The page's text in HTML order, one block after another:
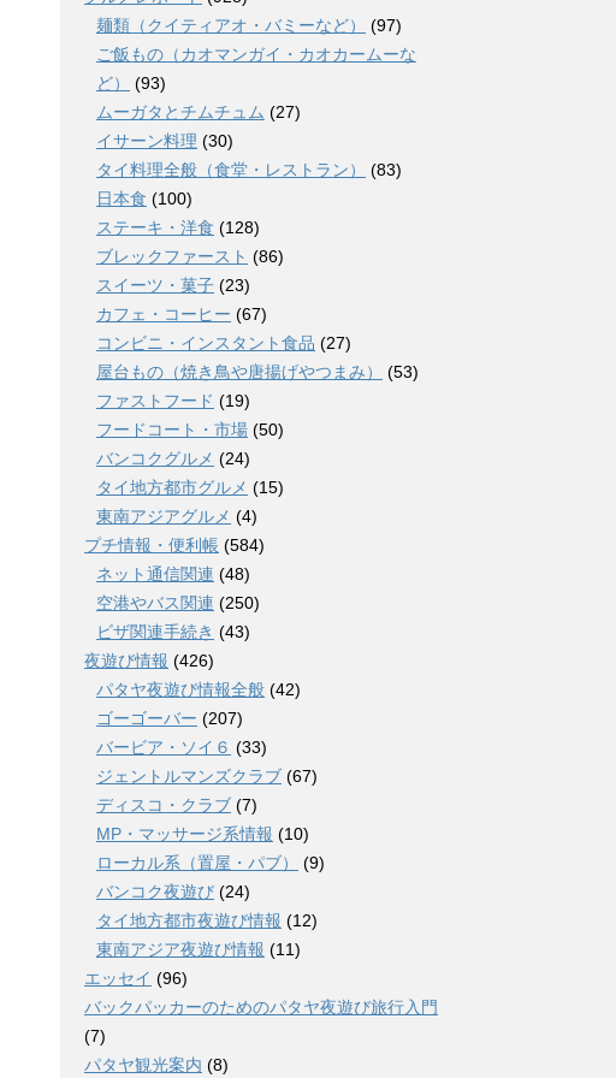
麺類（クイティアオ・バミーなど）
(97)
ご飯もの（カオマンガイ・カオカームーな
ど）
(93)
ムーガタとチムチュム (27)
イサーン料理 (30)
タイ料理全般（食堂・レストラン）
(83)
日本食 (100)
ステーキ・洋食 (128)
ブレックファースト (86)
スイーツ・菓子 (23)
カフェ・コーヒー (67)
コンビニ・インスタント食品 (27)
屋台もの（焼き鳥や唐揚げやつまみ）
(53)
ファストフード (19)
フードコート・市場 (50)
バンコクグルメ (24)
タイ地方都市グルメ (15)
東南アジアグルメ (4)
プチ情報・便利帳 (584)
ネット通信関連 (48)
空港やバス関連 (250)
ビザ関連手続き (43)
夜遊び情報 (426)
パタヤ夜遊び情報全般 (42)
ゴーゴーバー (207)
バービア・ソイ６ (33)
ジェントルマンズクラブ (67)
ディスコ・クラブ (7)
MP・マッサージ系情報 (10)
ローカル系（置屋・パブ）
(9)
バンコク夜遊び (24)
タイ地方都市夜遊び情報 (12)
東南アジア夜遊び情報 (11)
エッセイ (96)
バックパッカーのためのパタヤ夜遊び旅行入門
(7)
パタヤ観光案内 (8)